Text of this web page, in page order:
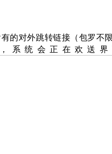
对外跳转链接（包罗不
系统会正在欢送界